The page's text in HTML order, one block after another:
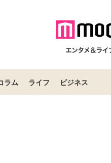
ラム ライフ ビジネス